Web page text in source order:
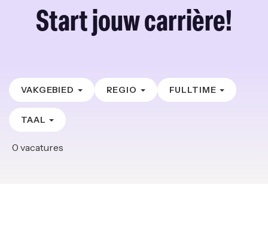
Start jouw carrière!
VAKGEBIED REGIO FULLTIME
TAAL
0 vacatures